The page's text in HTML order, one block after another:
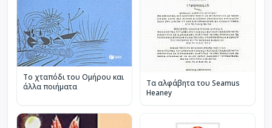
Το χταπόδι του Ομήρου και
άλλα ποιήματα
Τα αλφάβητα του Seamus
Heaney